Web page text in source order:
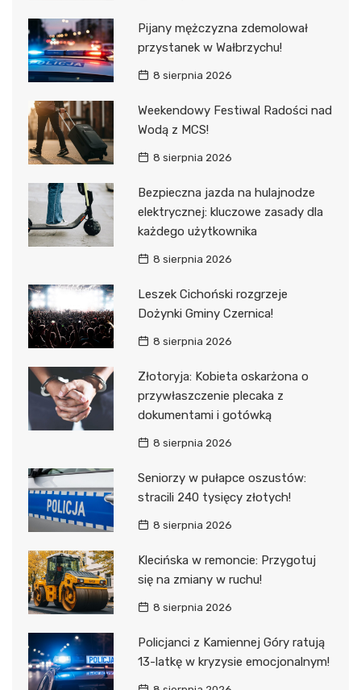
Pijany mężczyzna zdemolował
przystanek w Wałbrzychu!
8 sierpnia 2026
Weekendowy Festiwal Radości nad
Wodą z MCS!
8 sierpnia 2026
Bezpieczna jazda na hulajnodze
elektrycznej: kluczowe zasady dla
każdego użytkownika
8 sierpnia 2026
Leszek Cichoński rozgrzeje
Dożynki Gminy Czernica!
8 sierpnia 2026
Złotoryja: Kobieta oskarżona o
przywłaszczenie plecaka z
dokumentami i gotówką
8 sierpnia 2026
Seniorzy w pułapce oszustów:
stracili 240 tysięcy złotych!
8 sierpnia 2026
Klecińska w remoncie: Przygotuj
się na zmiany w ruchu!
8 sierpnia 2026
Policjanci z Kamiennej Góry ratują
13-latkę w kryzysie emocjonalnym!